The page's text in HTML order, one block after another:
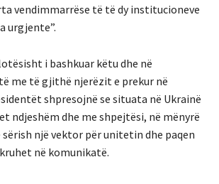
vendimmarrëse të të dy institucioneve
urgjente”.
i bashkuar këtu dhe në
me të gjithë njerëzit e prekur në
shpresojnë se situata në Ukrainë
ndjeshëm dhe me shpejtësi, në mënyrë
një vektor për unitetin dhe paqen
në komunikatë.